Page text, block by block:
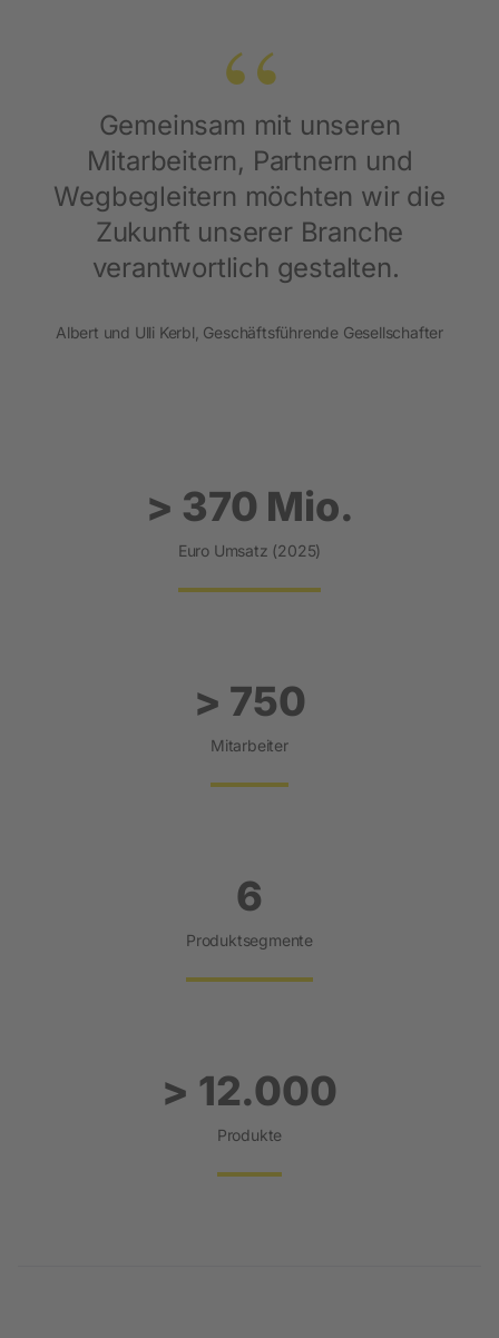
“
Gemeinsam mit unseren
Mitarbeitern, Partnern und
Wegbegleitern möchten wir die
Zukunft unserer Branche
verantwortlich gestalten.
Albert und Ulli Kerbl, Geschäftsführende Gesellschafter
> 370 Mio.
Euro Umsatz (2025)
> 750
Mitarbeiter
6
Produktsegmente
> 12.000
Produkte